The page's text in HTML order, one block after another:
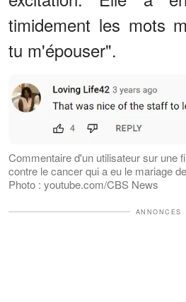
timidement les mots
tu m'épouser".
Commentaire d'un utilisateur sur une
contre le cancer qui a eu le mariage
Photo : youtube.com/CBS News
ANNONCES